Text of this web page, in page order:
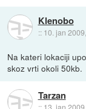
Klenobo
:: 10. jan
Na kateri lokaciji
skoz vrti okoli 50kb.
Tarzan